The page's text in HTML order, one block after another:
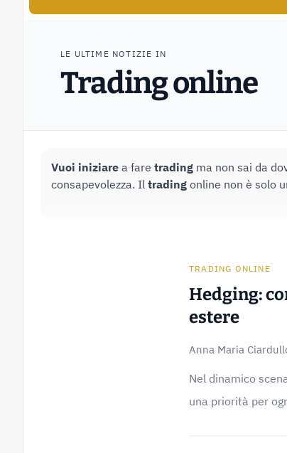
LE ULTIME NOTIZIE IN
Trading online
Vuoi iniziare a fare trading ma non sai da
consapevolezza. Il trading online non è solo
TRADING ONLINE
Hedging:
estere
Anna Maria
Nel dinamico
una priorità per